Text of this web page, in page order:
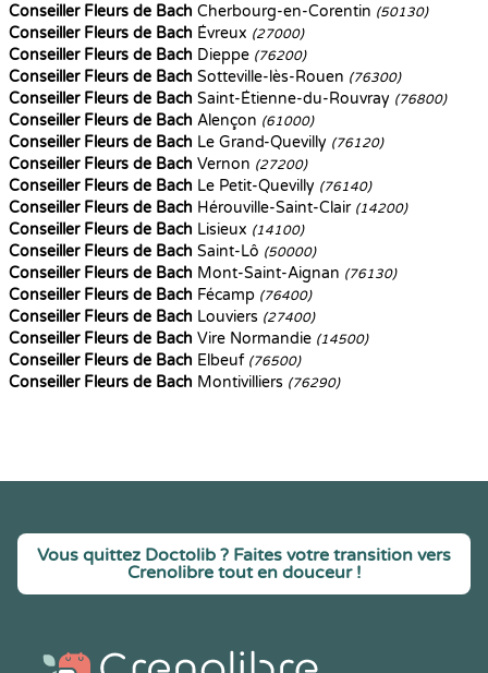
Conseiller Fleurs de Bach Cherbourg-en-Corentin (50130)
Conseiller Fleurs de Bach Évreux (27000)
Conseiller Fleurs de Bach Dieppe (76200)
Conseiller Fleurs de Bach Sotteville-lès-Rouen (76300)
Conseiller Fleurs de Bach Saint-Étienne-du-Rouvray (76800)
Conseiller Fleurs de Bach Alençon (61000)
Conseiller Fleurs de Bach Le Grand-Quevilly (76120)
Conseiller Fleurs de Bach Vernon (27200)
Conseiller Fleurs de Bach Le Petit-Quevilly (76140)
Conseiller Fleurs de Bach Hérouville-Saint-Clair (14200)
Conseiller Fleurs de Bach Lisieux (14100)
Conseiller Fleurs de Bach Saint-Lô (50000)
Conseiller Fleurs de Bach Mont-Saint-Aignan (76130)
Conseiller Fleurs de Bach Fécamp (76400)
Conseiller Fleurs de Bach Louviers (27400)
Conseiller Fleurs de Bach Vire Normandie (14500)
Conseiller Fleurs de Bach Elbeuf (76500)
Conseiller Fleurs de Bach Montivilliers (76290)
Vous quittez Doctolib ? Faites votre transition vers
Crenolibre tout en douceur !